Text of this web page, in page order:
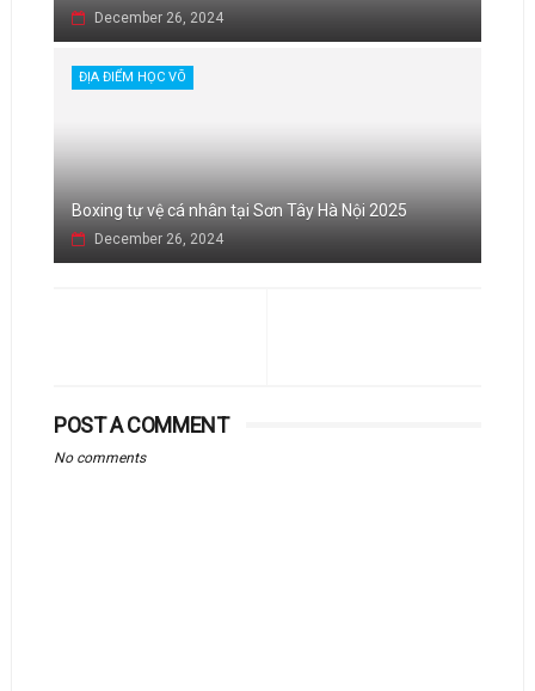
December 26, 2024
ĐỊA ĐIỂM HỌC VÕ
Boxing tự vệ cá nhân tại Sơn Tây Hà Nội 2025
December 26, 2024
POST A COMMENT
No comments